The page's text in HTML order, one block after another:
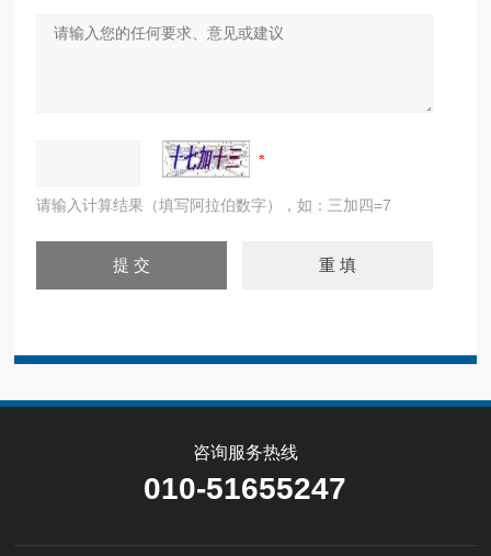
请输入计算结果（填写阿拉伯数字），如：三加四=7
咨询服务热线
010-51655247